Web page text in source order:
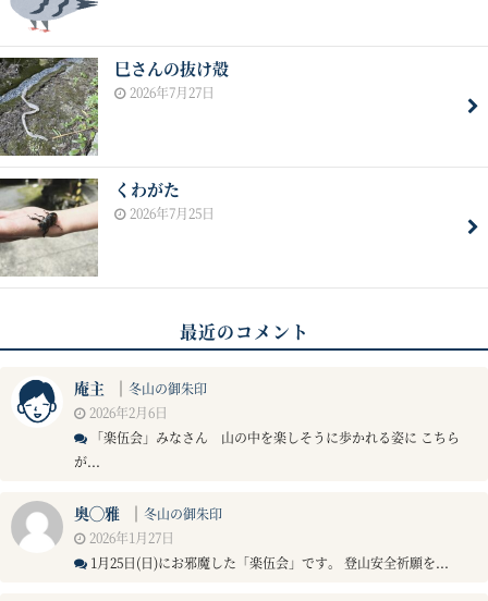
巳さんの抜け殻
2026年7月27日
くわがた
2026年7月25日
最近のコメント
庵主 ｜ 冬山の御朱印
2026年2月6日
「楽伍会」みなさん 山の中を楽しそうに歩かれる姿に こちら
が...
奥◯雅 ｜ 冬山の御朱印
2026年1月27日
1月25日(日)にお邪魔した「楽伍会」です。 登山安全祈願を...